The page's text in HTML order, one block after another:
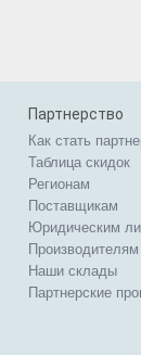
Партнерство
Как стать
Таблица скидок
Регионам
Поставщикам
Юридическим
Производителям
Наши склады
Партнерские